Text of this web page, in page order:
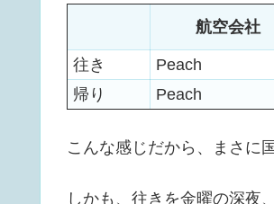
航空会社
往き Peach
帰り
Peach
こんな感じだから、まさに
しかも、往きを金曜の深夜